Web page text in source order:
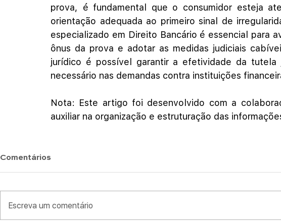
prova, é fundamental que o consumidor esteja
orientação adequada ao primeiro sinal de
especializado em Direito Bancário é essencial para
ônus da prova e adotar as medidas judiciais
jurídico é possível garantir a efetividade da tutela
necessário nas demandas contra instituições
Nota: Este artigo foi desenvolvido com a
auxiliar na organização e estruturação das
Comentários
Escreva um comentário